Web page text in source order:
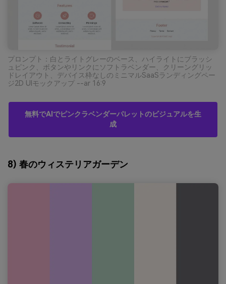
プロンプト：白とライトグレーのベース、ハイライトにブラッシ
ュピンク、ボタンやリンクにソフトラベンダー、クリーングリッ
ドレイアウト、デバイス枠なしのミニマルSaaSランディングペー
ジ2D UIモックアップ --ar 16:9
無料でAIでピンクラベンダーパレットのビジュアルを生
成
8) 春のウィステリアガーデン